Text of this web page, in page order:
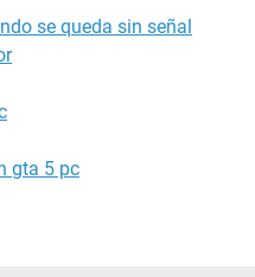
se queda sin señal
gta 5 pc